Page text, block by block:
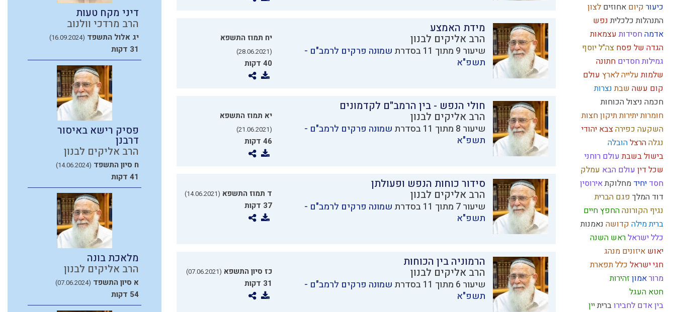
כיעור קיום אחוזים לצון
התנהלות כלכליתנפש
אדמה חסידות עצמאות
הגדה של פסח צה"ליוסף
גמילות חסדים חתונה
שלמותעלייה לארץ עולם
קום עשה שבתנצרות
חכמה ניצול הכוחות
חומרות יתירותתיקון חצות
השקעה כפירהצבא יהודי
נגלההרצלהובלה
בישול בשבתעולם רוחני
שכל דין עולם הבא עמלק
חסד יחיד מחלוקתאירוסין
דוד המלך פגם הברית
נגיף הקורונההחפץ חיים
ברית מילה קדושה נאמנות
כלל ישראלראש השנה
יאוש איזונים מנהג
חגי ישראל כללתפארת
מרוראמון זהירות
חטא העגל
בין אדם לחבירובריתיין
מידת האמצע
הרב אליקים לבנון
שיעור 9 מתוך 11 בסדרת
שמונה פרקים לרמב"ם -
תשפ"א
יח תמוז התשפא
(28.06.2021)
40 דקות
חולי הנפש - בין הרמב"ם לקדמונים
הרב אליקים לבנון
שיעור 8 מתוך 11 בסדרת
שמונה פרקים לרמב"ם -
תשפ"א
יא תמוז התשפא
(21.06.2021)
46 דקות
סידור כוחות הנפש ופעולתן
הרב אליקים לבנון
שיעור 7 מתוך 11 בסדרת
שמונה פרקים לרמב"ם -
תשפ"א
ד תמוז התשפא (14.06.2021)
37 דקות
הרמוניה בין הכוחות
הרב אליקים לבנון
שיעור 6 מתוך 11 בסדרת
שמונה פרקים לרמב"ם -
תשפ"א
כז סיון התשפא (07.06.2021)
31 דקות
דיני מקח טעות
הרב מרדכי וולנוב
יג אלול התשפד (16.09.2024)
31 דקות
פסיק רישא באיסור
דרבנן
הרב אליקים לבנון
ח סיון התשפד (14.06.2024)
41 דקות
מלאכת בונה
הרב אליקים לבנון
א סיון התשפד (07.06.2024)
54 דקות